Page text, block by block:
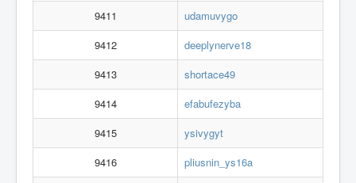
9411
udamuvygo
9412
deeplynerve18
9413
shortace49
9414
efabufezyba
9415
ysivygyt
9416
pliusnin_ys16a